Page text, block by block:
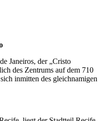
Janeiros, der „Cristo
des Zentrums auf dem 710
inmitten des gleichnamigen